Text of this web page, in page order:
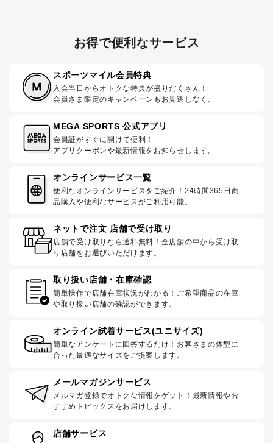
お得で便利なサービス
スポーツマイル会員特典
入会当日からオトクな特典が盛りだくさん！
会員さま限定のキャンペーンもお見逃しなく。
MEGA SPORTS 公式アプリ
会員証がすぐに開けて便利！
アプリクーポンや最新情報をお知らせします。
オンラインサービス一覧
便利なオンラインサービスをご紹介！24時間365日商
品購入や便利なサービスがご利用可能。
ネットで注文 店舗で受け取り
店舗で受け取りなら送料無料！全店舗の中から受け取
り店舗をお選びいただけます。
取り扱い店舗・在庫確認
簡単操作で店舗在庫状況がわかる！ご希望商品の在庫
や取り扱い店舗の確認ができます。
オンライン試着サービス(ユニサイズ)
簡単なアンケートに回答するだけ！お客さまの体型に
合った最適なサイズをご提案します。
メールマガジンサービス
メルマガ登録でオトクな情報をゲット！最新情報やお
すすめトピックスをお届けします。
店舗サービス